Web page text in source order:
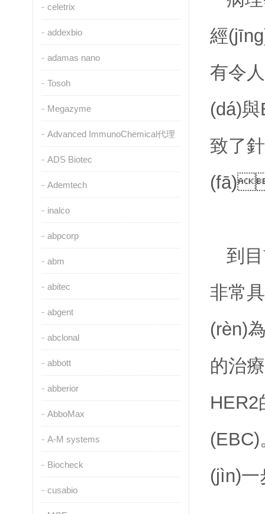
celetrix
addexbio
adamas nano
Tosoh
Megazyme
Advanced ImmunoChemical代理
ADS Biotec
Ademtech
inalco
abpcorp
abm
abitec
abgent
abclonal
abbott
abberior
AbboMax
A-M systems
Biocheck
cusabio
經
有令
(dá)
致了
到
非常具
(rèn)
的治
HER2
(EBC)
(jìn)一